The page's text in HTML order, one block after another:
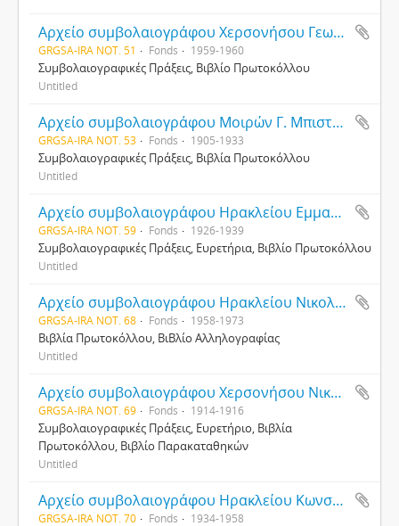
Αρχείο συμβολαιογράφου Χερσονήσου Γεωργίου Φωτάκη
GRGSA-IRA NOT. 51 Fonds 1959-1960
Συμβολαιογραφικές Πράξεις, Βιβλίο Πρωτοκόλλου
Untitled
Αρχείο συμβολαιογράφου Μοιρών Γ. Μπισταγιαννάκη
GRGSA-IRA NOT. 53 Fonds 1905-1933
Συμβολαιογραφικές Πράξεις, Βιβλία Πρωτοκόλλου
Untitled
Αρχείο συμβολαιογράφου Ηρακλείου Εμμανουήλ Καληωράκη
GRGSA-IRA NOT. 59 Fonds 1926-1939
Συμβολαιογραφικές Πράξεις, Ευρετήρια, Βιβλίο Πρωτοκόλλου
Untitled
Αρχείο συμβολαιογράφου Ηρακλείου Νικολάου Καναβάκη
GRGSA-IRA NOT. 68 Fonds 1958-1973
Βιβλία Πρωτοκόλλου, ΒιΒλίο Αλληλογραφίας
Untitled
Αρχείο συμβολαιογράφου Χερσονήσου Νικολάου Εμμ. Μαλλιαράκη
GRGSA-IRA NOT. 69 Fonds 1914-1916
Συμβολαιογραφικές Πράξεις, Ευρετήριο, Βιβλία
Πρωτοκόλλου, Βιβλίο Παρακαταθηκών
Untitled
Αρχείο συμβολαιογράφου Ηρακλείου Κωνσταντίνου Χρυσάκη
GRGSA-IRA NOT. 70 Fonds 1934-1958